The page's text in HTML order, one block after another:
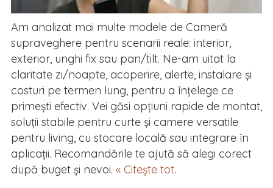
Am analizat mai multe modele de Cameră
supraveghere pentru scenarii reale: interior,
exterior, unghi fix sau pan/tilt. Ne-am uitat la
claritate zi/noapte, acoperire, alerte, instalare și
costuri pe termen lung, pentru a înțelege ce
primești efectiv. Vei găsi opțiuni rapide de montat,
soluții stabile pentru curte și camere versatile
pentru living, cu stocare locală sau integrare în
aplicații. Recomandările te ajută să alegi corect
după buget și nevoi. « Citește tot.